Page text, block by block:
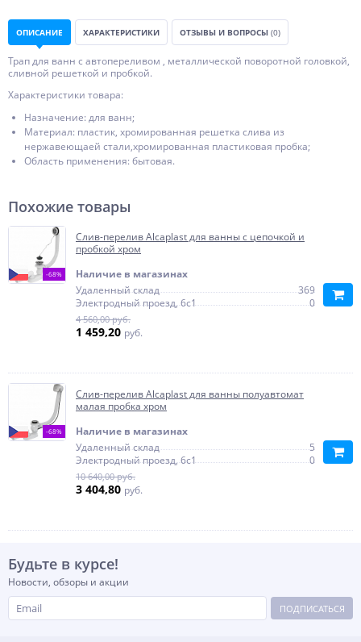
ОПИСАНИЕ ХАРАКТЕРИСТИКИ ОТЗЫВЫ И ВОПРОСЫ (0)
Трап для ванн с автопереливом , металлической поворотной головкой,
сливной решеткой и пробкой.
Характеристики товара:
Назначение: для ванн;
Материал: пластик, хромированная решетка слива из
нержавеющаей стали,хромированная пластиковая пробка;
Область применения: бытовая.
Похожие товары
-68%
Слив-перелив Alcaplast для ванны с цепочкой и
пробкой хром
Наличие в магазинах
Удаленный склад
369
Электродный проезд, 6с1
0
4 560,00 руб.
1 459,20 руб.
-68%
Слив-перелив Alcaplast для ванны полуавтомат
малая пробка хром
Наличие в магазинах
Удаленный склад
5
Электродный проезд, 6с1
0
10 640,00 руб.
3 404,80 руб.
Будьте в курсе!
Новости, обзоры и акции
ПОДПИСАТЬСЯ